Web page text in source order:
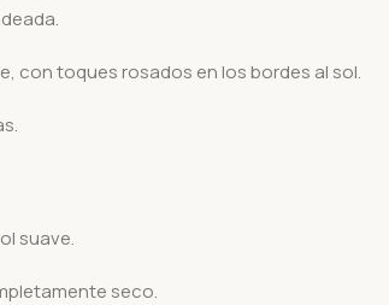
con toques rosados en los bordes al sol.
suave.
seco.